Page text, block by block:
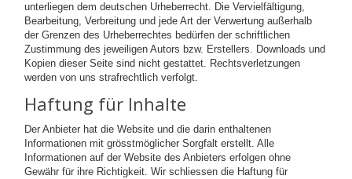
unterliegen dem deutschen Urheberrecht. Die Vervielfältigung,
Bearbeitung, Verbreitung und jede Art der Verwertung außerhalb
der Grenzen des Urheberrechtes bedürfen der schriftlichen
Zustimmung des jeweiligen Autors bzw. Erstellers. Downloads und
Kopien dieser Seite sind nicht gestattet. Rechtsverletzungen
werden von uns strafrechtlich verfolgt.
Haftung für Inhalte
Der Anbieter hat die Website und die darin enthaltenen
Informationen mit grösstmöglicher Sorgfalt erstellt. Alle
Informationen auf der Website des Anbieters erfolgen ohne
Gewähr für ihre Richtigkeit. Wir schliessen die Haftung für